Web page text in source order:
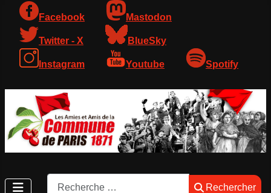
Facebook Mastodon
Twitter - X BlueSky
Instagram Youtube Spotify
Rechercher
Rechercher